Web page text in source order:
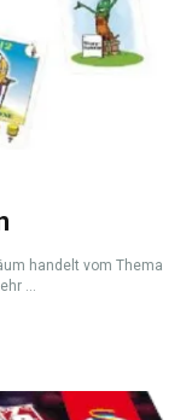
handelt vom Thema
...